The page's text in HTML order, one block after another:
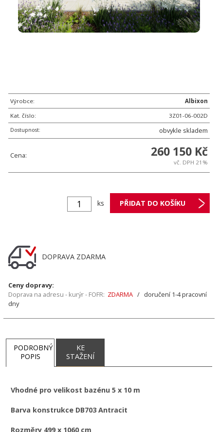
Výrobce:
Albixon
Kat. číslo:
3Z01-06-002D
Dostupnost:
obvykle skladem
Cena: 260 150 Kč
vč. DPH 21%
ks
DOPRAVA ZDARMA
Ceny dopravy:
Doprava na adresu - kurýr - FOFR: ZDARMA / doručení 1-4 pracovní
dny
PODROBNÝ
POPIS
KE
STAŽENÍ
Vhodné pro velikost bazénu 5 x 10 m
Barva konstrukce DB703 Antracit
Rozměry 499 x 1060 cm